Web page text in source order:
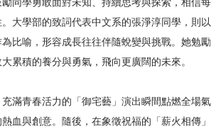
大學部的致詞代表中文系的張淨淳同學，則以
比喻，形容成長往往伴隨蛻變與挑戰。她勉勵
累積的養分與勇氣，飛向更廣闊的未來。
滿青春活力的「御宅藝」演出瞬間點燃全場氣
血與創意。隨後，在象徵祝福的「薪火相傳」